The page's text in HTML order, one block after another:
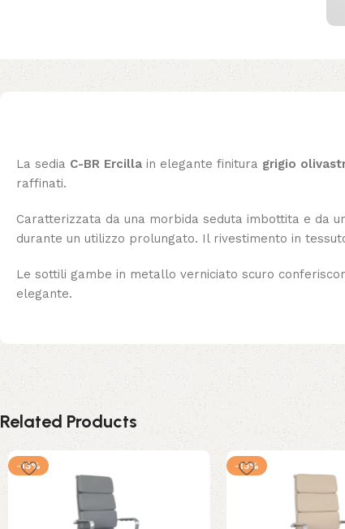
La sedia C-BR Ercilla in elegante finitura grigio
raffinati.
Caratterizzata da una morbida seduta imbottita e da
durante un utilizzo prolungato. Il rivestimento in
Le sottili gambe in metallo verniciato scuro
elegante.
Related Products
-13% -13%